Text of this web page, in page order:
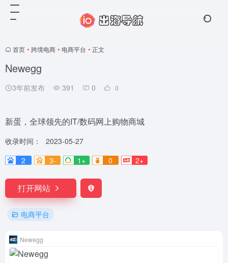
首页 • 跨境电商 • 电商平台 • 正文
Newegg
3年前发布 391 0 0
新蛋，全球领先的IT/数码网上购物商城
收录时间：
2023-05-27
2
3- 1+ 0 2+
打开网站
电商平台
Newegg